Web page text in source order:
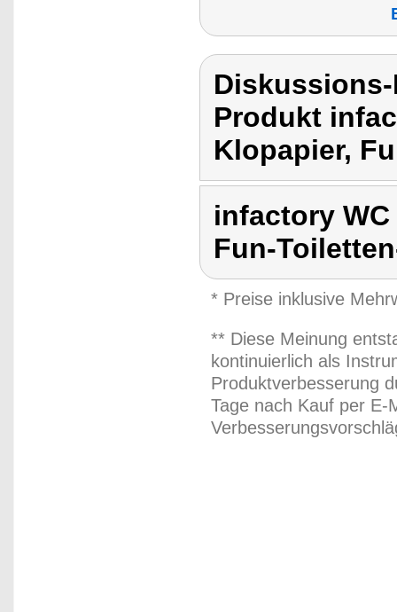
Produkt
Klopapier,
infactory
Fun-
* Preise inklusive
** Diese Meinung
kontinuierlich als
Produktverbesserung
Tage nach Kauf per E-